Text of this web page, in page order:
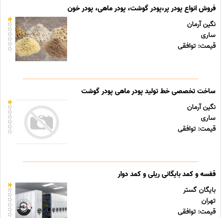
فروش انواع پودر پر،پودر گوشت، پودر ماهی، پودر خون
نگین آرمان
ساری
قیمت: توافقی
ساخت تخصصی خط تولید پودر ماهی پودر گوشت
نگین آرمان
ساری
قیمت: توافقی
قفسه و کمد بایگانی ریلی و کمد دوار
بایگان گستر
تهران
قیمت: توافقی